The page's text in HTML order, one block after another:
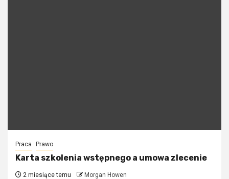
Praca Prawo
Karta szkolenia wstępnego a umowa zlecenie
2 miesiące temu Morgan Howen